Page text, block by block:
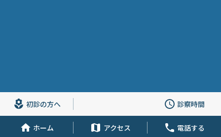
初診の方へ 診察時間
ホーム アクセス 電話する